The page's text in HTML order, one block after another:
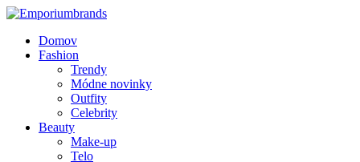
Domov
Fashion
Trendy
Módne novinky
Outfity
Celebrity
Beauty
Make-up
Telo